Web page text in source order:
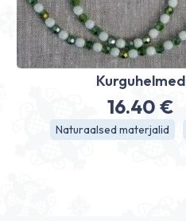
Kurguhelmed
16.40€
Naturaalsed materjalid